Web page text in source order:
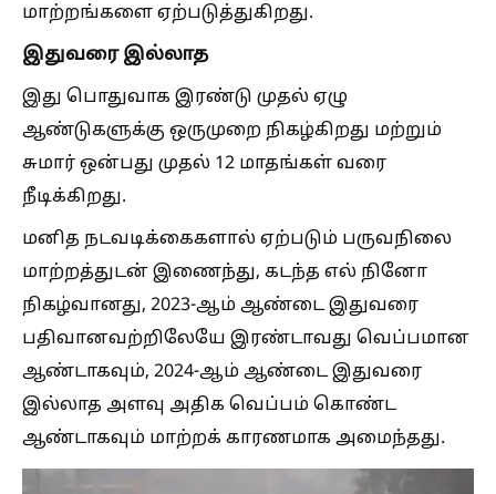
மாற்றங்களை ஏற்படுத்துகிறது.
இதுவரை இல்லாத
இது பொதுவாக இரண்டு முதல் ஏழு
ஆண்டுகளுக்கு ஒருமுறை நிகழ்கிறது மற்றும்
சுமார் ஒன்பது முதல் 12 மாதங்கள் வரை
நீடிக்கிறது.
மனித நடவடிக்கைகளால் ஏற்படும் பருவநிலை
மாற்றத்துடன் இணைந்து, கடந்த எல் நினோ
நிகழ்வானது, 2023-ஆம் ஆண்டை இதுவரை
பதிவானவற்றிலேயே இரண்டாவது வெப்பமான
ஆண்டாகவும், 2024-ஆம் ஆண்டை இதுவரை
இல்லாத அளவு அதிக வெப்பம் கொண்ட
ஆண்டாகவும் மாற்றக் காரணமாக அமைந்தது.